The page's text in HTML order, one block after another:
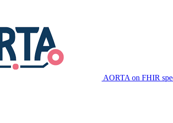
AORTA on FHIR